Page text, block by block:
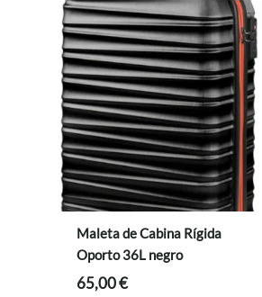
Maleta de Cabina Rígida
Oporto 36L negro
65,00€